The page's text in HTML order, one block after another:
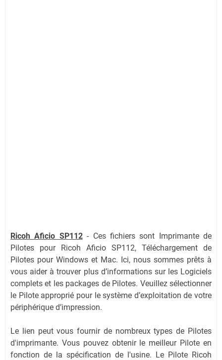
Ricoh Aficio SP112 - Ces fichiers sont Imprimante de
Pilotes pour Ricoh Aficio SP112, Téléchargement de
Pilotes pour Windows et Mac. Ici, nous sommes prêts à
vous aider à trouver plus d’informations sur les Logiciels
complets et les packages de Pilotes. Veuillez sélectionner
le Pilote approprié pour le système d’exploitation de votre
périphérique d’impression.
Le lien peut vous fournir de nombreux types de Pilotes
d'imprimante. Vous pouvez obtenir le meilleur Pilote en
fonction de la spécification de l'usine. Le Pilote Ricoh